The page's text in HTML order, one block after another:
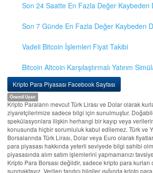
Son 24 Saatte En Fazla Değer Kaybeden
Son 7 Günde En Fazla Değer Kaybeden
Vadeli Bitcoin İşlemleri Fiyat Takibi
Bitcoin Altcoin Karşılaştırmalı Yatırım
Kripto Para Piyasası Facebook Sayfası
Önemli Uyarı
Kripto Paraların mevcut Türk Lirası ve Dolar olarak
ziyaretçilerimize sadece bilgi için sunulmuştur.
spekülasyonlara ilişkin herhangi bir kayıp veya
konusunda hiçbir sorumluluk kabul edilemez. Türk ve
Borsalarında Türk Lirası, Dolar veya Euro olarak
para piyasası hakkında yeterli seviyede bilgi sahibi
piyasasında alım satım işlemlerini yapmamanızı
Kripto Para Borsası değildir, sadece kripto para kurları
sunmaktayız. Verilen tanıtıcı bilgiler ışığında kripto